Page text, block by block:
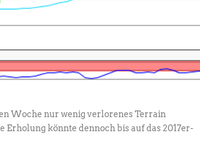
Woche nur wenig verlorenes Terrain
könnte dennoch bis auf das 2017er-